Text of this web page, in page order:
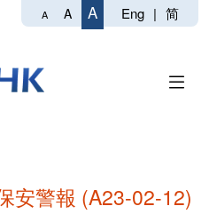
A A A Eng | 简
安警報 (A23-02-12)